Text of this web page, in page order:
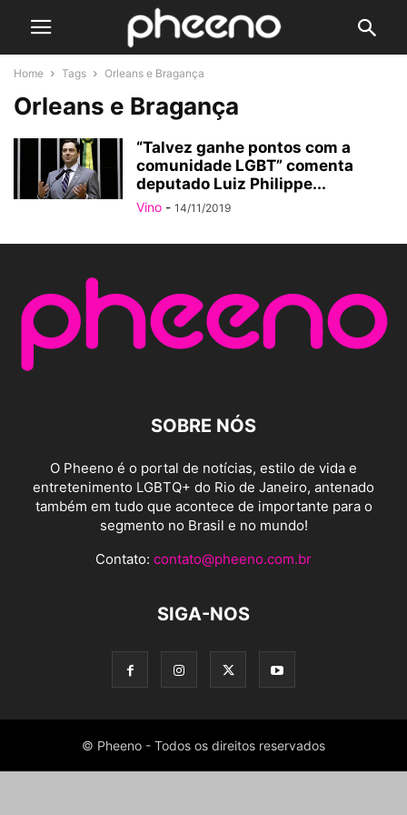
Home Tags Orleans e Bragança
Orleans e Bragança
“Talvez ganhe pontos com a
comunidade LGBT” comenta
deputado Luiz Philippe...
Vino - 14/11/2019
SOBRE NÓS
O Pheeno é o portal de notícias, estilo de vida e
entretenimento LGBTQ+ do Rio de Janeiro, antenado
também em tudo que acontece de importante para o
segmento no Brasil e no mundo!
Contato: contato@pheeno.com.br
SIGA-NOS
© Pheeno - Todos os direitos reservados